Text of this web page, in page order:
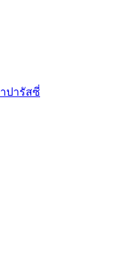
ปารัสซี่